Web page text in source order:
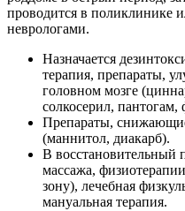
проводится в поликлинике
неврологами.
Назначается
терапия, препараты,
головном мозге
солкосерил,
Препараты,
(маннитол, диакарб).
В восстановительный
массажа,
зону), лечебная
мануальная терапия.